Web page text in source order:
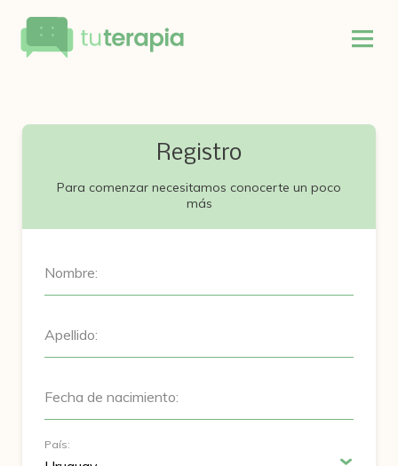
Registro
Para comenzar necesitamos conocerte un poco
más
Nombre:
Apellido:
Fecha de nacimiento:
País: